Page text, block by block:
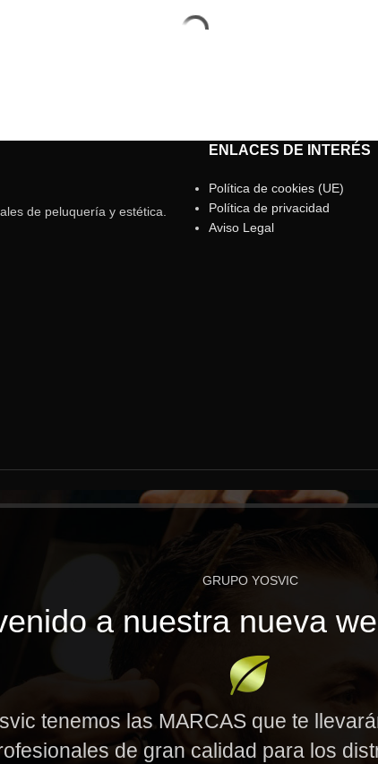
de peluquería y estética.
ENLACES DE INTERÉS
Política de cookies (UE)
Política de privacidad
Aviso Legal
GRUPO YOSVIC
a nuestra nueva
tenemos las MARCAS que te
de gran calidad para los